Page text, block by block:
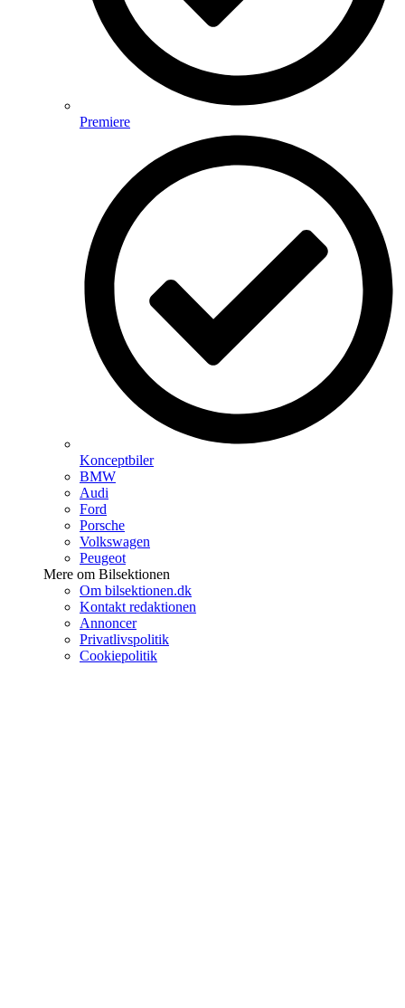
Premiere
Konceptbiler
BMW
Audi
Ford
Porsche
Volkswagen
Peugeot
Mere om Bilsektionen
Om bilsektionen.dk
Kontakt redaktionen
Annoncer
Privatlivspolitik
Cookiepolitik